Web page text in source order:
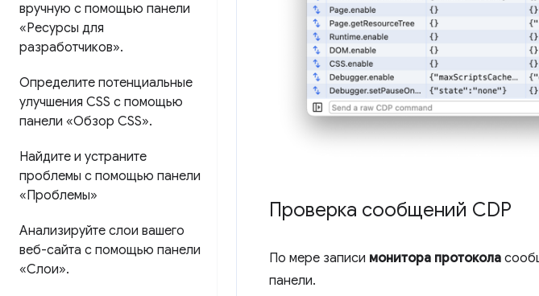
вручную с помощью панели
«Ресурсы для
разработчиков».
Определите потенциальные
улучшения CSS с помощью
панели «Обзор CSS».
Найдите и устраните
проблемы с помощью панели
«Проблемы»
Анализируйте слои вашего
веб-сайта с помощью панели
«Слои».
Проверка сообщений CDP
По мере записи монитора протокола
панели.